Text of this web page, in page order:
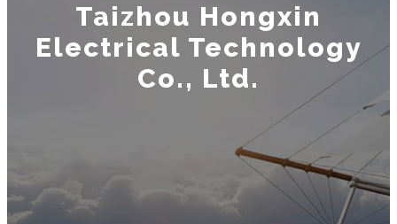
Taizhou Hongxin
Electrical Technology
Co., Ltd.